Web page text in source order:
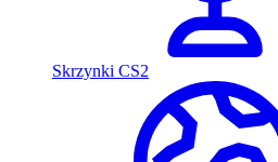
Skrzynki CS2